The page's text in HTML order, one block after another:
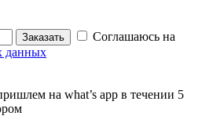
Заказать
Соглашаюсь на
данных
на what’s app в течении 5